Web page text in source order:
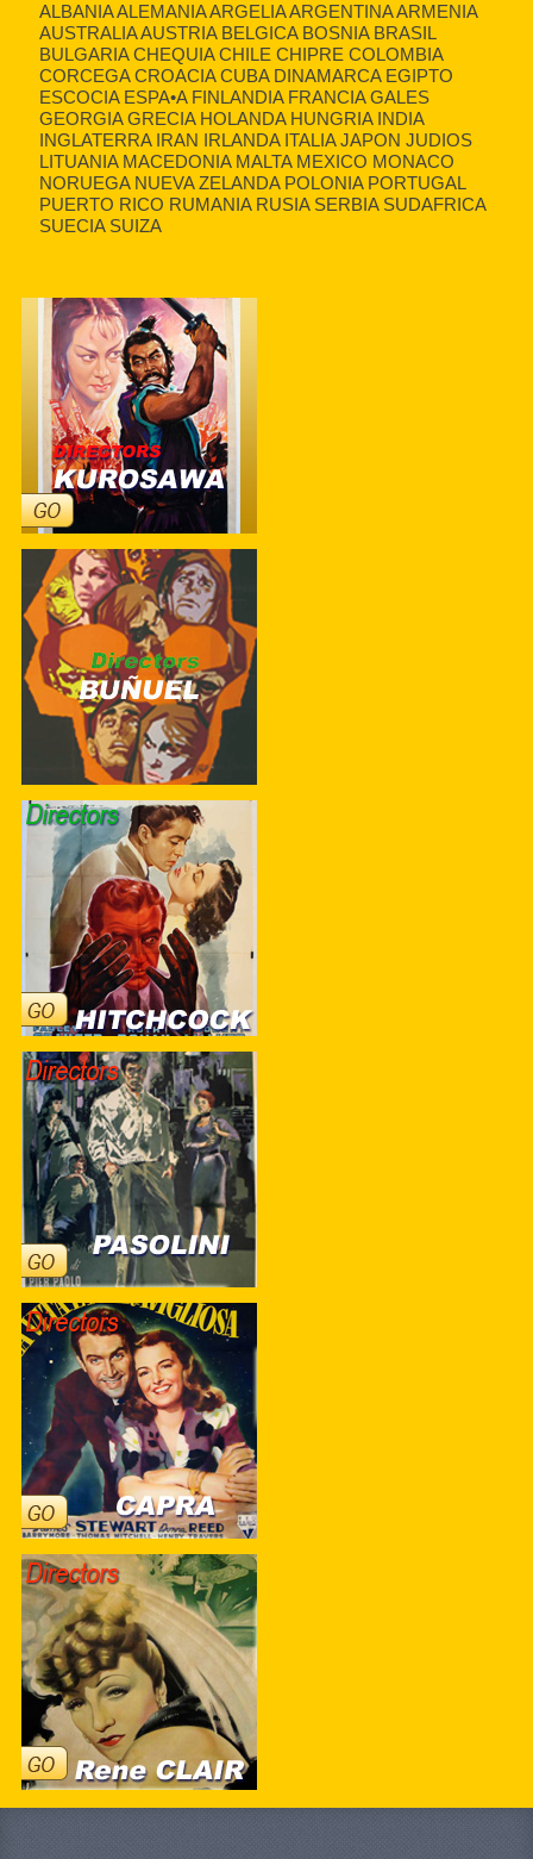
ALBANIA ALEMANIA ARGELIA ARGENTINA ARMENIA
AUSTRALIA AUSTRIA BELGICA BOSNIA BRASIL
BULGARIA CHEQUIA CHILE CHIPRE COLOMBIA
CORCEGA CROACIA CUBA DINAMARCA EGIPTO
ESCOCIA ESPA•A FINLANDIA FRANCIA GALES
GEORGIA GRECIA HOLANDA HUNGRIA INDIA
INGLATERRA IRAN IRLANDA ITALIA JAPON JUDIOS
LITUANIA MACEDONIA MALTA MEXICO MONACO
NORUEGA NUEVA ZELANDA POLONIA PORTUGAL
PUERTO RICO RUMANIA RUSIA SERBIA SUDAFRICA
SUECIA SUIZA